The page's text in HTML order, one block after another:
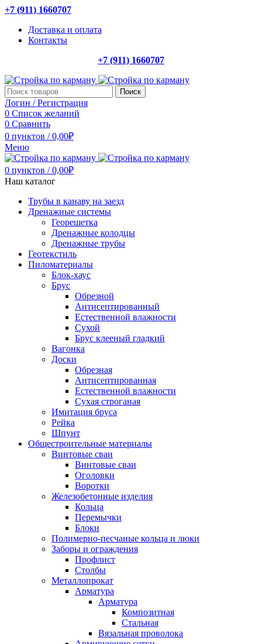
+7 (911) 1660707
Доставка и оплата
Контакты
+7 (911) 1660707
Поиск
Логин / Регистрация
0 Список желаний
0 Сравнить
0 пунктов / 0,00₽
Меню
0 пунктов / 0,00₽
Наш каталог
Трубы в канаву на заезд
Дренажные системы
Георешетка
Дренажные колодцы
Дренажные трубы
Геотекстиль
Пиломатериалы
Блок-хаус
Брус
Обрезной
Антисептированный
Естественной влажности
Сухой
Брус клееный гладкий
Вагонка
Доски
Обрезная
Антисептированная
Естественной влажности
Сухая строганая
Имитация бруса
Рейка
Шпунт
Общестроительные материалы
Винтовые сваи
Винтовые сваи
Оголовки
Воротки
Железобетонные изделия
Кольца
Перемычки
Блоки
Полимерно-песчаные кольца и люки
Заборы и ограждения
Профлист
Столбы
Металлопрокат
Арматура
Арматура
Композитная
Стальная
Вязальная проволока